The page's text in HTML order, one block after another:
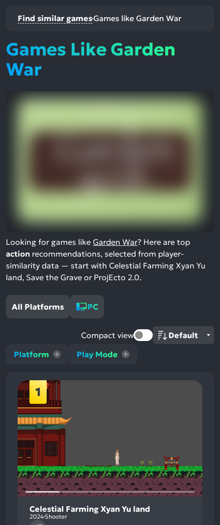
Find similar gamesGames like Garden War
Games Like Garden
War
Looking for games like Garden War? Here are top
action recommendations, selected from player-
similarity data — start with Celestial Farming Xyan Yu
land, Save the Grave or ProjEcto 2.0.
All Platforms PC
Platform Play Mode
Compact view
1
Celestial Farming Xyan Yu land
2024 Shooter